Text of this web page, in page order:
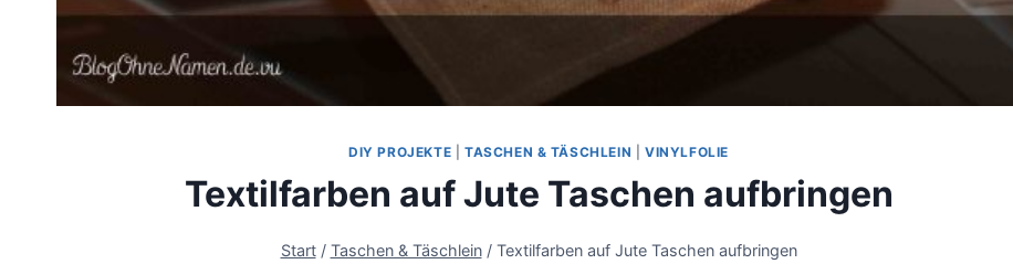
DIY PROJEKTE TASCHEN & TÄSCHLEIN |VINYLFOLIE
Textilfarben auf Jute Taschen aufbringen
Start / Taschen & Täschlein / Textilfarben auf Jute Taschen aufbringen